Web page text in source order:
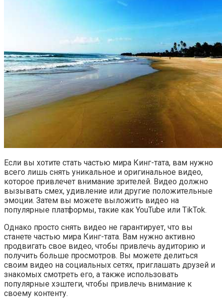
Если вы хотите стать частью мира Кинг-тата, вам нужно
всего лишь снять уникальное и оригинальное видео,
которое привлечет внимание зрителей. Видео должно
вызывать смех, удивление или другие положительные
эмоции. Затем вы можете выложить видео на
популярные платформы, такие как YouTube или TikTok.
Однако просто снять видео не гарантирует, что вы
станете частью мира Кинг-тата. Вам нужно активно
продвигать свое видео, чтобы привлечь аудиторию и
получить больше просмотров. Вы можете делиться
своим видео на социальных сетях, приглашать друзей и
знакомых смотреть его, а также использовать
популярные хэштеги, чтобы привлечь внимание к
своему контенту.